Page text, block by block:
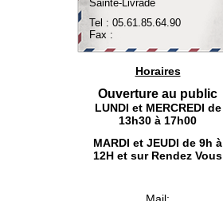
Sainte-Livrade
Tel : 05.61.85.64.90
Fax :
Horaires
Ouverture au public
LUNDI et MERCREDI de
13h30 à 17h00
MARDI et JEUDI de 9h à
12H et sur Rendez Vous